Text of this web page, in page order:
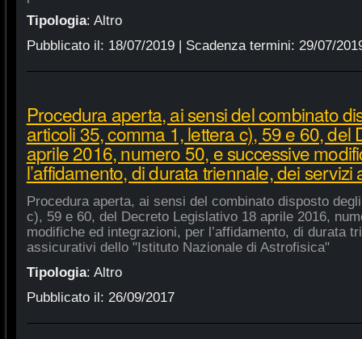
Tipologia: Altro
Pubblicato il: 18/07/2019| Scadenza termini: 29/07/
Procedura aperta, ai sensi del combinato
articoli 35, comma 1, lettera c), 59 e 60, del
aprile 2016, numero 50, e successive
l’affidamento, di durata triennale, dei servizi
Procedura aperta, ai sensi del combinato disposto
c), 59 e 60, del Decreto Legislativo 18 aprile 2016,
modifiche ed integrazioni, per l’affidamento, di durata
assicurativi dello "Istituto Nazionale di Astrofisica"
Tipologia: Altro
Pubblicato il: 26/09/2017